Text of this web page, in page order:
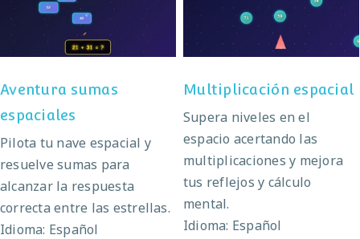
espaciales
Aventura sumas
espaciales
Pilota tu nave espacial y
resuelve sumas para
alcanzar la respuesta
correcta entre las estrellas.
Idioma: Español
espacial
Multiplicación espacial
Supera niveles en el
espacio acertando las
multiplicaciones y mejora
tus reflejos y cálculo
mental.
Idioma: Español